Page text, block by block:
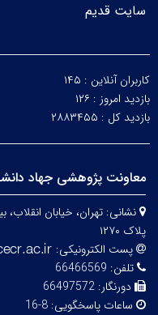
سایت قدیم
کاربران آنلاین : ۱۴۵
بازدید امروز : ۱۲۶
بازدید کل : ۲۸۸۳۴۵۵
معاونت پژوهشی جهاد
نشانی:
پلاک ۱۲۷۰
پست الکترونیکی:
تلفن: 66466569
دورنگار: 66497572
ساعات پاسخگویی: 8-16